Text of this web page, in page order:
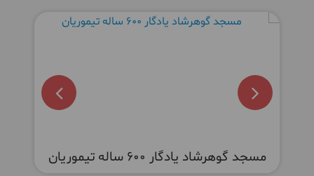
مسجد گوهرشاد یادگار 600 ساله تیموریان